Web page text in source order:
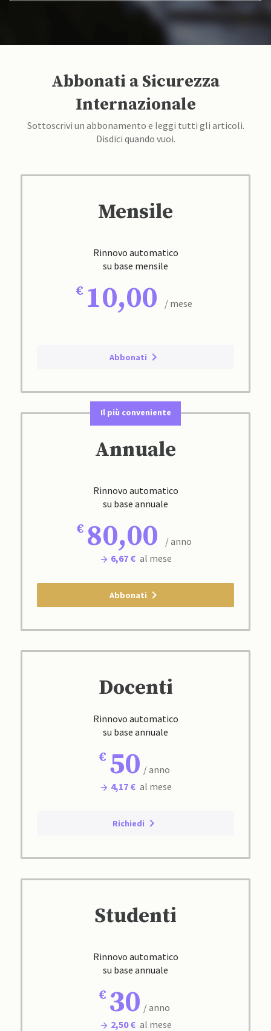
Abbonati a Sicurezza
Internazionale
Sottoscrivi un abbonamento e leggi tutti gli articoli.
Disdici quando vuoi.
Mensile
Rinnovo automatico
su base mensile
10,00 / mese
Abbonati
Il più conveniente
Annuale
Rinnovo automatico
su base annuale
80,00
/ anno
6,67 € al mese
Abbonati
Docenti
Rinnovo automatico
su base annuale
50 / anno
4,17 € al mese
Richiedi
Studenti
Rinnovo automatico
su base annuale
30 / anno
2,50 € al mese